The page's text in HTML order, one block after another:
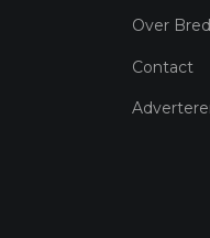
Over
Contact